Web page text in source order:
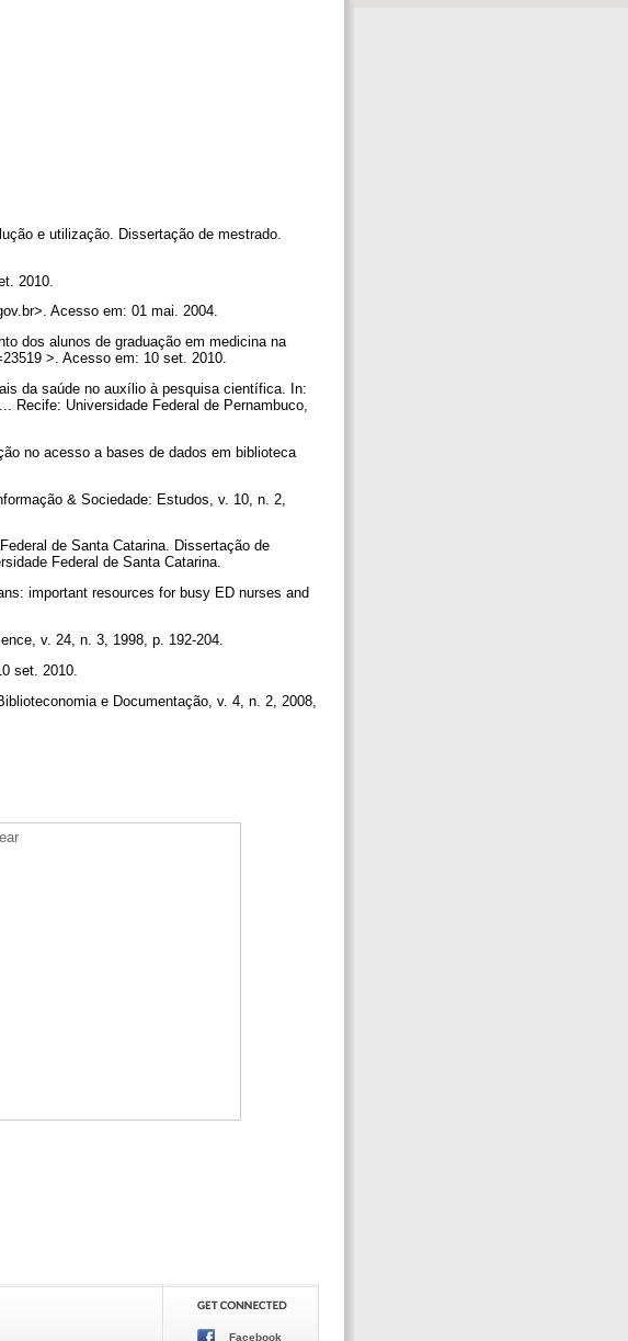
e utilização. Dissertação de mestrado.
2010.
Acesso em: 01 mai. 2004.
dos alunos de graduação em medicina na
>. Acesso em: 10 set. 2010.
da saúde no auxílio à pesquisa científica. In:
Recife: Universidade Federal de Pernambuco,
no acesso a bases de dados em biblioteca
& Sociedade: Estudos, v. 10, n. 2,
de Santa Catarina. Dissertação de
Federal de Santa Catarina.
important resources for busy ED nurses and
v. 24, n. 3, 1998, p. 192-204.
set. 2010.
e Documentação, v. 4, n. 2, 2008,
Facebook